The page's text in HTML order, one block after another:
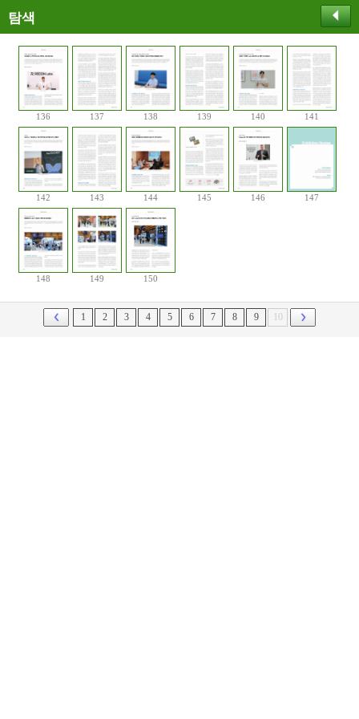
탐색
136 137 138 139 140 141
142 143 144 145 146 147
148 149 150
1 2 3 4 5 6 7 8 9 10